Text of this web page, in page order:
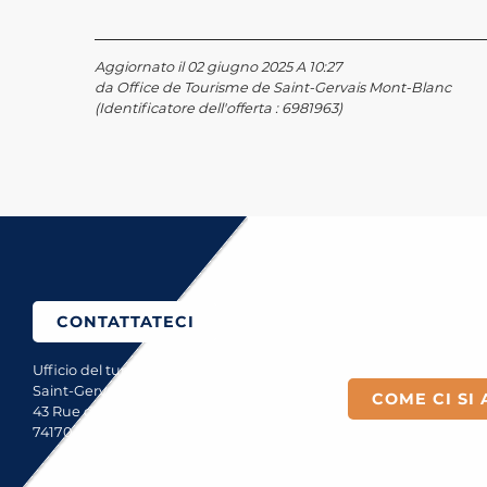
Aggiornato il 02 giugno 2025 A 10:27
da Office de Tourisme de Saint-Gervais Mont-Blanc
(Identificatore dell'offerta : 6981963)
ci si arriva?
CONTATTATECI
Ufficio del turismo di
Saint-Gervais Mont-Blanc
43 Rue du Mont-Blanc
74170 Saint-Gervais
COME CI SI